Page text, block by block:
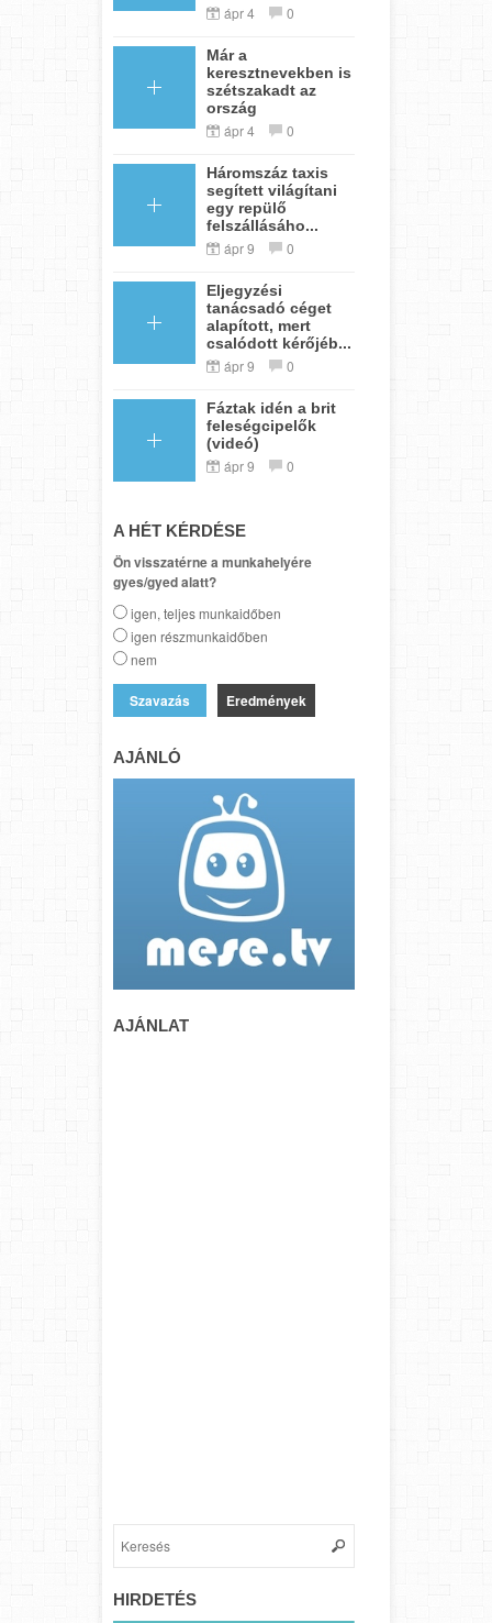
ápr 4 0
Már a
keresztnevekben is
szétszakadt az
ország
ápr 4 0
Háromszáz taxis
segített világítani
egy repülő
felszállásáho...
ápr 9 0
Eljegyzési
tanácsadó céget
alapított, mert
csalódott kérőjéb...
ápr 9 0
Fáztak idén a brit
feleségcipelők
(videó)
ápr 9 0
A HÉT KÉRDÉSE
Ön visszatérne a munkahelyére
gyes/gyed alatt?
igen, teljes munkaidőben
igen részmunkaidőben
nem
Eredmények
AJÁNLÓ
AJÁNLAT
HIRDETÉS